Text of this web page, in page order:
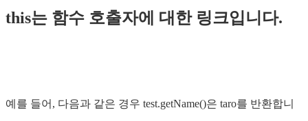
this는 함수 호출자에 대한 링크입니다.
예를 들어, 다음과 같은 경우 test.getName()은 taro를 반환합니